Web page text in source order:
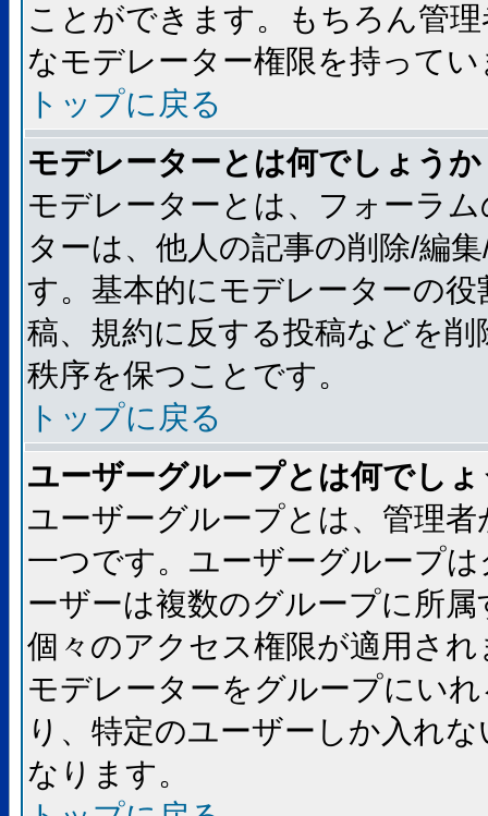
ことができます。もちろん管
なモデレーター権限を持ってい
トップに戻る
モデレーターとは何でしょうか
モデレーターとは、フォーラ
ターは、他人の記事の削除/編
す。基本的にモデレーターの
稿、規約に反する投稿などを
秩序を保つことです。
トップに戻る
ユーザーグループとは何でし
ユーザーグループとは、管理
一つです。ユーザーグループ
ーザーは複数のグループに所
個々のアクセス権限が適用さ
モデレーターをグループにい
り、特定のユーザーしか入れ
なります。